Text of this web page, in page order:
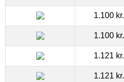
1.100 kr.
1.100 kr.
1.121 kr.
1.121 kr.